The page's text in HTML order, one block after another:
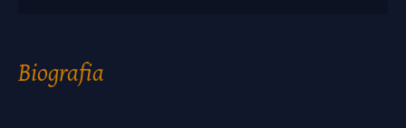
Biografia